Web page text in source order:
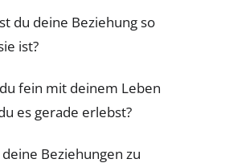
du deine Beziehung so
ist?
fein mit deinem Leben
es gerade erlebst?
deine Beziehungen zu